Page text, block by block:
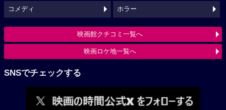
コメディ ホラー
映画館クチコミ一覧へ
映画ロケ地一覧へ
SNSでチェックする